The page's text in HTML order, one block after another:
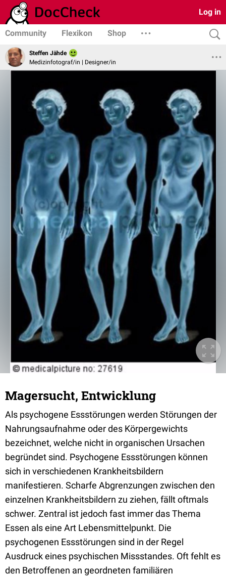
Log in
Community Flexikon Shop
Steffen Jähde
Medizinfotograf/in | Designer/in
Magersucht, Entwicklung
Als psychogene Essstörungen werden Störungen der
Nahrungsaufnahme oder des Körpergewichts
bezeichnet, welche nicht in organischen Ursachen
begründet sind. Psychogene Essstörungen können
sich in verschiedenen Krankheitsbildern
manifestieren. Scharfe Abgrenzungen zwischen den
einzelnen Krankheitsbildern zu ziehen, fällt oftmals
schwer. Zentral ist jedoch fast immer das Thema
Essen als eine Art Lebensmittelpunkt. Die
psychogenen Essstörungen sind in der Regel
Ausdruck eines psychischen Missstandes. Oft fehlt es
den Betroffenen an geordneten familiären